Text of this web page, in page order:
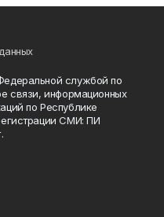
службой по
связи, информационных
по Республике
СМИ: ПИ